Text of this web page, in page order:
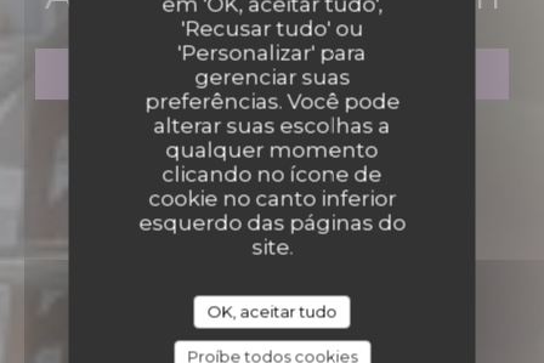
'Recusar tudo' ou
'Personalizar' para
gerenciar suas
preferências. Você pode
alterar suas escolhas a
qualquer momento
clicando no ícone de
cookie no canto inferior
esquerdo das páginas do
site.
OK, aceitar tudo
Proíbe todos cookies
RESERVAR UMA MESA